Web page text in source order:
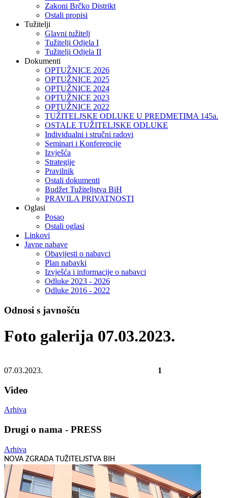
Zakoni Brčko Distrikt
Ostali propisi
Tužitelji
Glavni tužitelj
Tužitelji Odjela I
Tužitelji Odjela II
Dokumenti
OPTUŽNICE 2026
OPTUŽNICE 2025
OPTUŽNICE 2024
OPTUŽNICE 2023
OPTUŽNICE 2022
TUŽITELJSKE ODLUKE U PREDMETIMA 145a.
OSTALE TUŽITELJSKE ODLUKE
Individualni i stručni radovi
Seminari i Konferencije
Izvješća
Strategije
Pravilnik
Ostali dokumenti
Budžet Tužiteljstva BiH
PRAVILA PRIVATNOSTI
Oglasi
Posao
Ostali oglasi
Linkovi
Javne nabave
Obavijesti o nabavci
Plan nabavki
Izvješća i informacije o nabavci
Odluke 2023 - 2026
Odluke 2016 - 2022
Odnosi s javnošću
Foto galerija 07.03.2023.
07.03.2023. 1
Video
Arhiva
Drugi o nama - PRESS
Arhiva
NOVA ZGRADA TUŽITELJSTVA BIH